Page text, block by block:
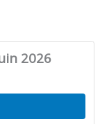
CM du 9 juin 2026